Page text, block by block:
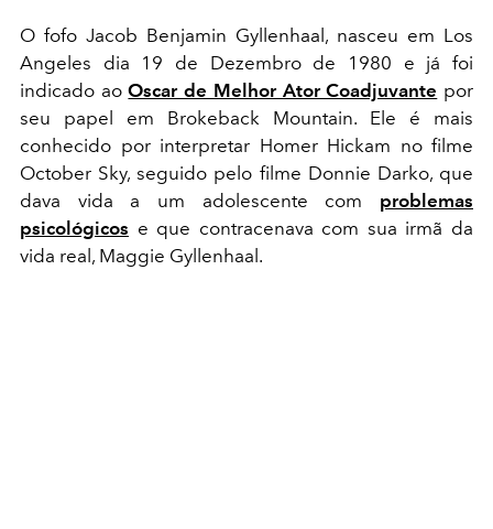
O fofo Jacob Benjamin Gyllenhaal, nasceu em Los
Angeles dia 19 de Dezembro de 1980 e já foi
indicado aoOscar de Melhor Ator Coadjuvante por
seu papel em Brokeback Mountain. Ele é mais
conhecido por interpretar Homer Hickam no filme
October Sky, seguido pelo filme Donnie Darko, que
dava vida a um adolescente com problemas
psicológicos e que contracenava com sua irmã da
vida real, Maggie Gyllenhaal.